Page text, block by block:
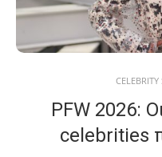
CELEBRITY
PFW 2026:
celebrities